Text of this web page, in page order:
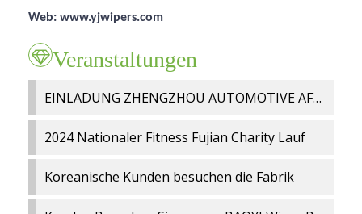
Web: www.yjwipers.com
Veranstaltungen
EINLADUNG ZHENGZHOU AUTOMOTIVE AFTERMARKET 2024
2024 Nationaler Fitness Fujian Charity Lauf
Koreanische Kunden besuchen die Fabrik